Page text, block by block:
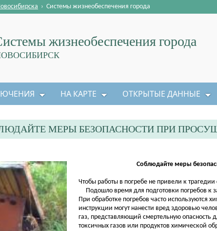
жизнеобеспечения города
› Системы жизнеобеспечения города
НА КАРТЕ ОТКРЫТЫЕ ДАННЫЕ
МЕРЫ БЕЗОПАСНОСТИ ПРИ
Соблюдайте меры
Чтобы работы в погребе не привели к
Подошло время для подготовки погребов к
При обработке погребов часто используются
инструкции могут нанести вред здоровью
газ, представляющий смертельную опасность
токсичных газов или продуктов химической